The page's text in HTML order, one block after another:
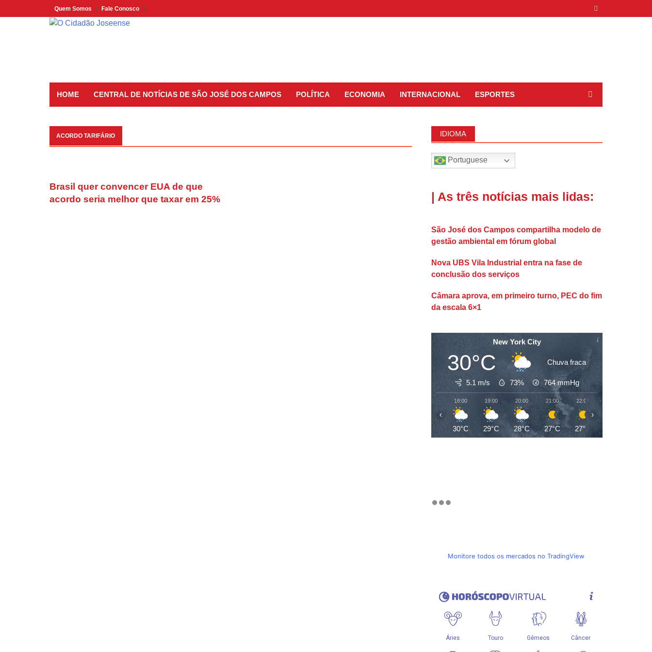
to
Quem Somos Fale Conosco
HOME CENTRAL DE NOTÍCIAS DE SÃO JOSÉ DOS CAMPOS POLÍTICA ECONOMIA INTERNACIONAL ESPORTES
ACORDO TARIFÁRIO
Brasil quer convencer EUA de que
acordo seria melhor que taxar em 25%
IDIOMA
Portuguese
| As três notícias mais lidas:
São José dos Campos compartilha modelo de
gestão ambiental em fórum global
Nova UBS Vila Industrial entra na fase de
conclusão dos serviços
Câmara aprova, em primeiro turno, PEC do fim
da escala 6×1
New York City
30°C Chuva fraca
5.1 m/s 73% 764mmHg
18:00
30°C
19:00
29°C
20:00
28°C
21:00
27°C
22:00
27°C
‹ ›
Monitore todos os mercados no TradingView